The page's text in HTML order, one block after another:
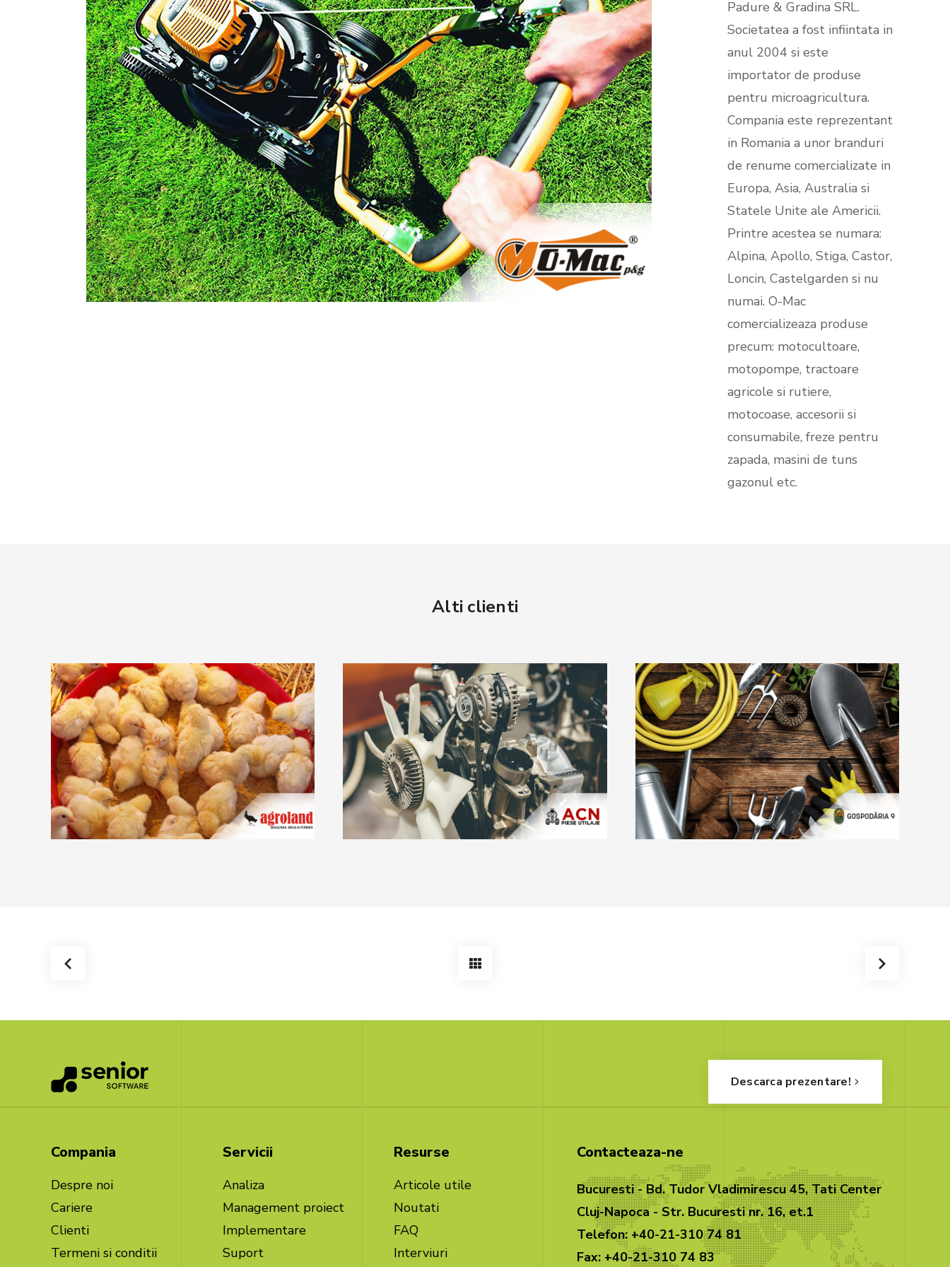
Work from Home
SeniorFeed – export feeduri
Padure & Gradina SRL.
Societatea a fost infiintata in
anul 2004 si este
importator de produse
pentru microagricultura.
Compania este reprezentant
in Romania a unor branduri
de renume comercializate in
Europa, Asia, Australia si
Statele Unite ale Americii.
Printre acestea se numara:
Alpina, Apollo, Stiga, Castor,
Loncin, Castelgarden si nu
numai. O-Mac
comercializeaza produse
precum: motocultoare,
motopompe, tractoare
agricole si rutiere,
motocoase, accesorii si
consumabile, freze pentru
zapada, masini de tuns
gazonul etc.
Alti clienti
Descarca prezentare!
Compania
Despre noi
Cariere
Clienti
Termeni si conditii
Servicii
Analiza
Management proiect
Implementare
Suport
Resurse
Articole utile
Noutati
FAQ
Interviuri
Contacteaza-ne
Bucuresti - Bd. Tudor Vladimirescu 45, Tati Center
Cluj-Napoca - Str. Bucuresti nr. 16, et.1
Telefon: +40-21-310 74 81
Fax: +40-21-310 74 83